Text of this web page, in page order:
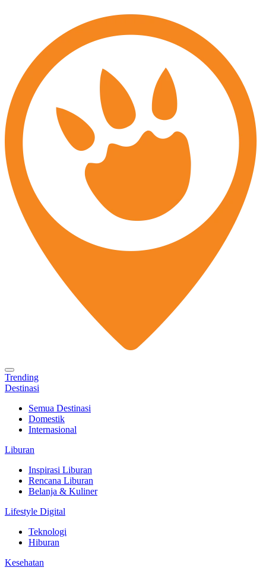
Trending
Destinasi
Semua Destinasi
Domestik
Internasional
Liburan
Inspirasi Liburan
Rencana Liburan
Belanja & Kuliner
Lifestyle Digital
Teknologi
Hiburan
Kesehatan